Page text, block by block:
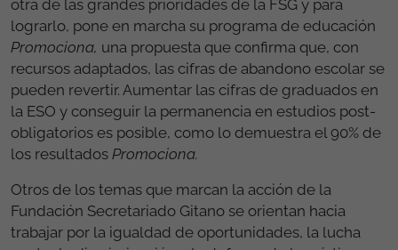
como la iniciativa europea de mayor impacto de
inclusión sociolaboral dirigida a la población gitana.
ConAcceder consigue que anualmente, cerca de
5.000 personas encuentren empleo y que las acciones
dirigidas a la juventud gitana, alcancen una tasa de
inserción del 42%, entre sus resultados de gran
impacto.
otra de las grandes prioridades de la FSG y para
lograrlo, pone en marcha su programa de educación
Promociona,una propuesta que confirma que, con